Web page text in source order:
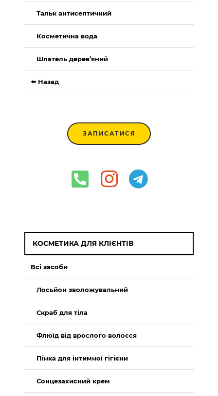
Тальк антисептичний
Косметична вода
Шпатель дерев’яний
⬅️ Назад
ЗАПИСАТИСЯ
КОСМЕТИКА ДЛЯ КЛІЄНТІВ
Всі засоби
Лосьйон зволожувальний
Скраб для тіла
Флюїд від врослого волосся
Пінка для інтимної гігієни
Сонцезахисний крем